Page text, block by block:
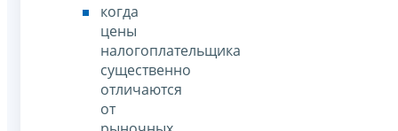
когда
цены
налогоплательщика
существенно
отличаются
от